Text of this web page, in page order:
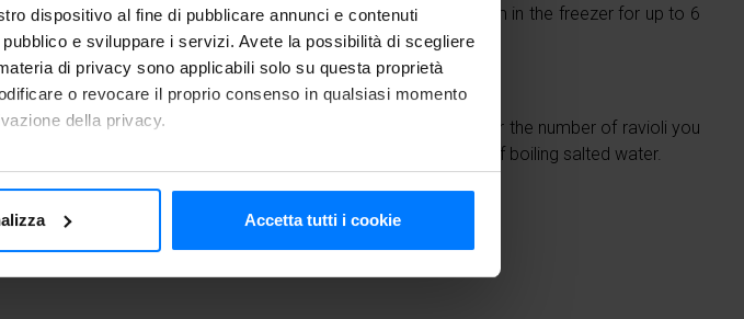
dispositivo al fine di pubblicare annunci e contenuti
e sviluppare i servizi. Avete la possibilità di scegliere
di privacy sono applicabili solo su questa proprietà
o revocare il proprio consenso in qualsiasi momento
della privacy.
alla ricerca di caratteristiche specifiche (impronte digitali).
Dichiarazione sui cookie.
Accetta tutti i cookie
the"shock freezing" function of Freddy.This will keep them in the freezer for up to 6
months.
If necessary, all you have to do is remove from the freezer the number of ravioli you
need and cook them directly from frozen foods in plenty of boiling salted water.